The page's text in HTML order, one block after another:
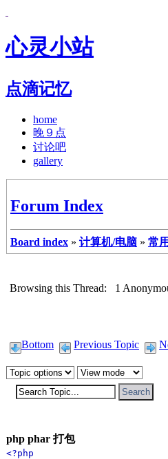
心灵小站
点滴记忆
home
晚９点
讨论吧
gallery
Forum Index
Board index » 计算机/电脑 » 常
Browsing this Thread: 1
Bottom Previous Topic
php phar 打包
<?php